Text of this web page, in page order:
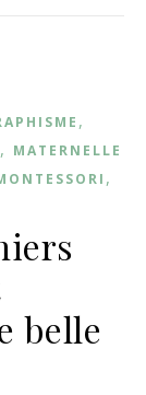
,
, MATERNELLE
,
belle